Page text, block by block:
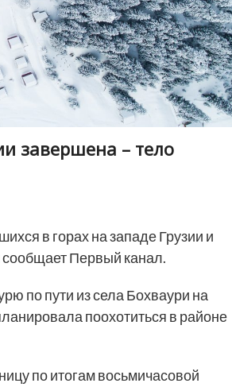
завершена – тело
в горах на западе Грузии и
Первый канал.
по пути из села Бохваури на
поохотиться в районе
по итогам восьмичасовой